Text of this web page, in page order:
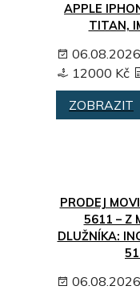
APPLE
TITAN,
06.08.2026
12000 Kč
ZOBRAZIT
PRODEJ
5611 – Z
DLUŽNÍKA:
06.08.2026